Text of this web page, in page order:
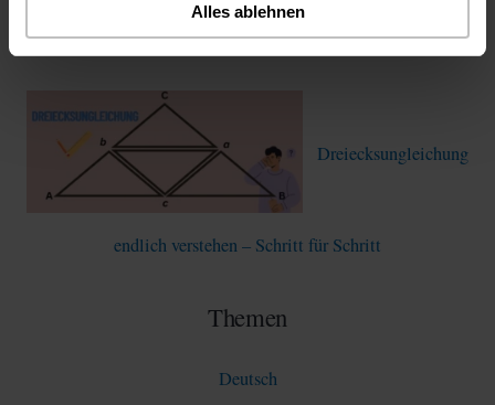
Alles ablehnen
aufgrund – was ist korrekt?
Dreiecksungleichung
endlich verstehen – Schritt für Schritt
Themen
Deutsch